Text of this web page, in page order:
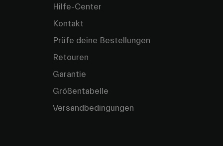
Hilfe-Center
Kontakt
Prüfe deine Bestellungen
Retouren
Garantie
Größentabelle
Versandbedingungen